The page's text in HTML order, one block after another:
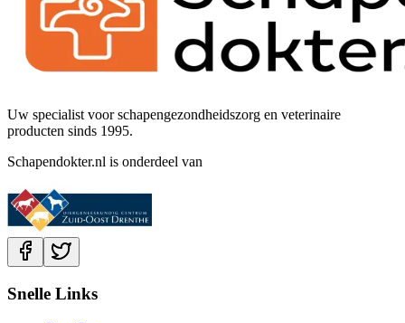
Uw specialist voor schapengezondheidszorg en veterinaire
producten sinds 1995.
Schapendokter.nl is onderdeel van
Snelle Links